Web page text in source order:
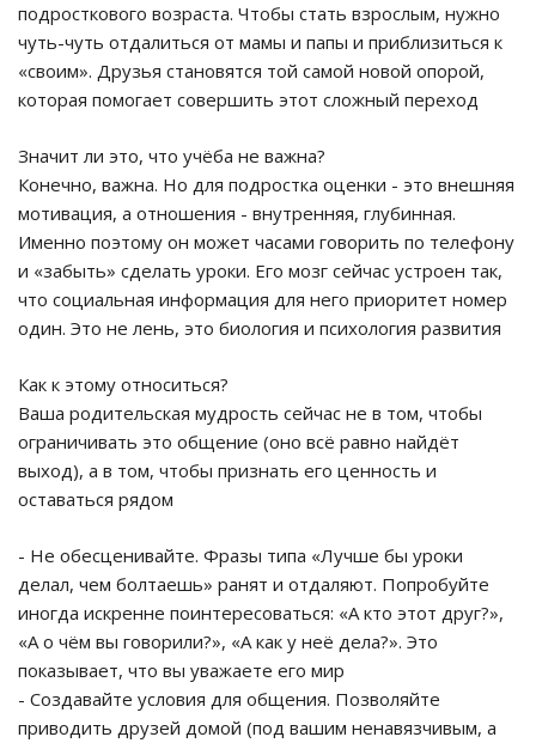
подросткового возраста. Чтобы стать взрослым, нужно
чуть-чуть отдалиться от мамы и папы и приблизиться к
«своим». Друзья становятся той самой новой опорой,
которая помогает совершить этот сложный переход
Значит ли это, что учёба не важна?
Конечно, важна. Но для подростка оценки - это внешняя
мотивация, а отношения - внутренняя, глубинная.
Именно поэтому он может часами говорить по телефону
и «забыть» сделать уроки. Его мозг сейчас устроен так,
что социальная информация для него приоритет номер
один. Это не лень, это биология и психология развития
Как к этому относиться?
Ваша родительская мудрость сейчас не в том, чтобы
ограничивать это общение (оно всё равно найдёт
выход), а в том, чтобы признать его ценность и
оставаться рядом
- Не обесценивайте. Фразы типа «Лучше бы уроки
делал, чем болтаешь» ранят и отдаляют. Попробуйте
иногда искренне поинтересоваться: «А кто этот друг?»,
«А о чём вы говорили?», «А как у неё дела?». Это
показывает, что вы уважаете его мир
- Создавайте условия для общения. Позволяйте
приводить друзей домой (под вашим ненавязчивым, а